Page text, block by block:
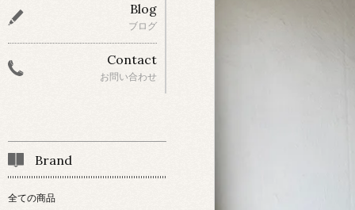
Blog
ブログ
Contact
お問い合わせ
Brand
全ての商品